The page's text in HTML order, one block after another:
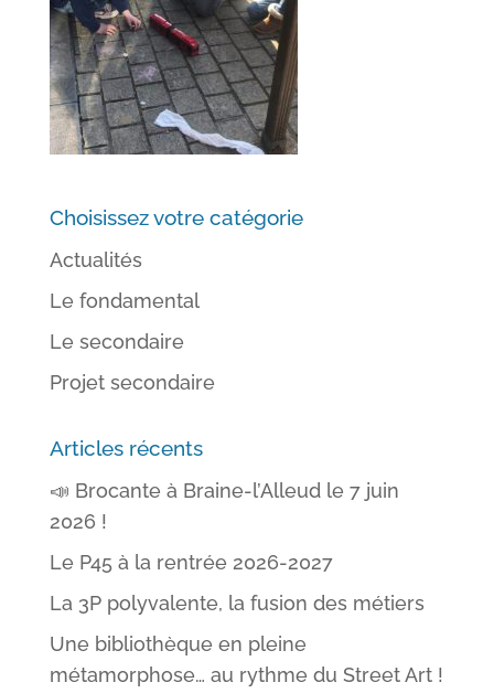
Choisissez votre catégorie
Actualités
Le fondamental
Le secondaire
Projet secondaire
Articles récents
📣 Brocante à Braine-l’Alleud le 7 juin
2026 !
Le P45 à la rentrée 2026-2027
La 3P polyvalente, la fusion des métiers
Une bibliothèque en pleine
métamorphose… au rythme du Street Art !